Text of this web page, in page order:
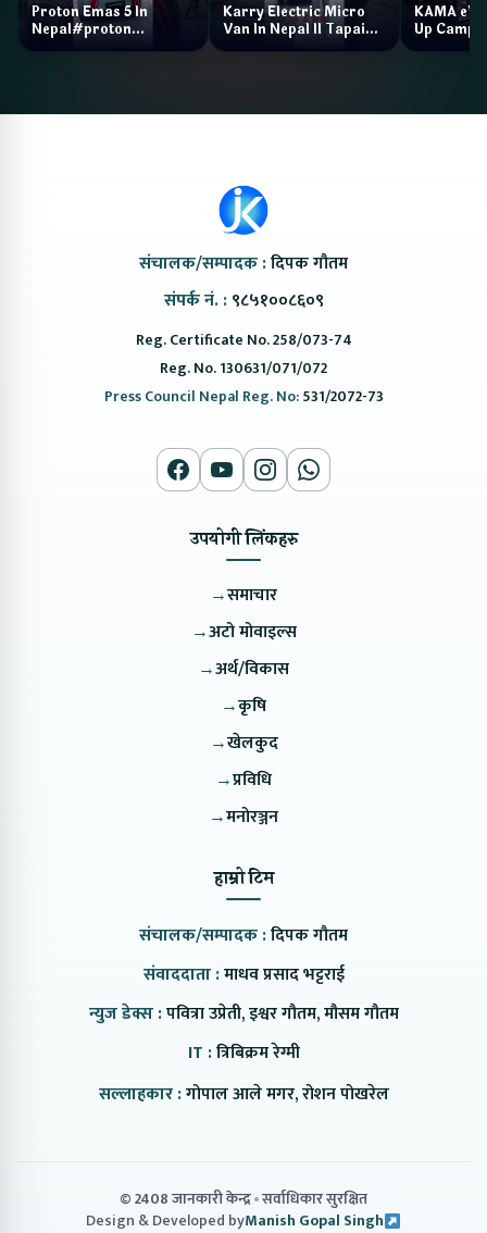
Proton Emas 5 In
Nepal#proton
#protonemas5#protonnepal#evcarnepal
Karry Electric Micro
Van In Nepal II Tapaiko
Bazar II Jankari
KAMA eV
Up Camp
संचालक/सम्पादक :दिपक गौतम
संपर्क नं. : ९८५१००८६०९
Reg. Certificate No. 258/073-74
Reg. No. 130631/071/072
Press Council Nepal Reg. No:531/2072-73
उपयोगी लिंकहरु
→समाचार
→अटो मोवाइल्स
→अर्थ/विकास
→कृषि
→खेलकुद
→प्रविधि
→मनोरञ्जन
हाम्रो टिम
संचालक/सम्पादक :दिपक गौतम
संवाददाता :माधव प्रसाद भट्टराई
न्युज डेक्स :पवित्रा उप्रेती, इश्वर गौतम, मौसम गौतम
IT :त्रिबिक्रम रेग्मी
सल्लाहकार :गोपाल आले मगर, रोशन पोखरेल
© 2408 जानकारी केन्द्र सर्वाधिकार सुरक्षित
Design & Developed byManish Gopal Singh